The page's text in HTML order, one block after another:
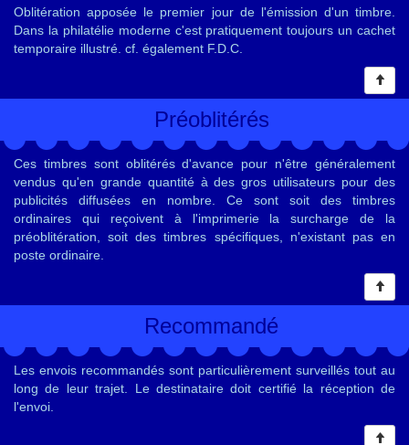
Oblitération apposée le premier jour de l'émission d'un timbre.
Dans la philatélie moderne c'est pratiquement toujours un cachet
temporaire illustré. cf. également F.D.C.
Préoblitérés
Ces timbres sont oblitérés d'avance pour n'être généralement
vendus qu'en grande quantité à des gros utilisateurs pour des
publicités diffusées en nombre. Ce sont soit des timbres
ordinaires qui reçoivent à l'imprimerie la surcharge de la
préoblitération, soit des timbres spécifiques, n'existant pas en
poste ordinaire.
Recommandé
Les envois recommandés sont particulièrement surveillés tout au
long de leur trajet. Le destinataire doit certifié la réception de
l'envoi.